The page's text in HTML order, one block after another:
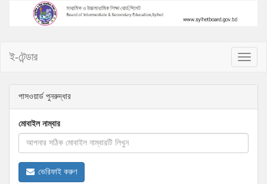
Toggle
ই-টেন্ডার
পাসওয়ার্ড পুনরুদ্ধার
মোবাইল নাম্বার
ভেরিফাই করুণ